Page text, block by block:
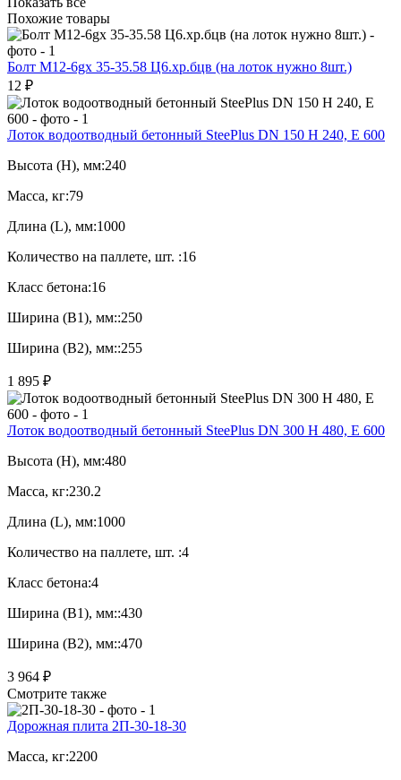
Похожие товары
Болт М12-6gx 35-35.58 Ц6.хр.бцв (на лоток нужно 8шт.)
12 ₽
Лоток водоотводный бетонный SteePlus DN 150 H 240, Е 600
Высота (H), мм:240
Масса, кг:79
Длина (L), мм:1000
Количество на паллете, шт. :16
Класс бетона:16
Ширина (B1), мм::250
Ширина (B2), мм::255
1 895 ₽
Лоток водоотводный бетонный SteePlus DN 300 H 480, Е 600
Высота (H), мм:480
Масса, кг:230.2
Длина (L), мм:1000
Количество на паллете, шт. :4
Класс бетона:4
Ширина (B1), мм::430
Ширина (B2), мм::470
3 964 ₽
Смотрите также
Дорожная плита 2П-30-18-30
Масса, кг:2200